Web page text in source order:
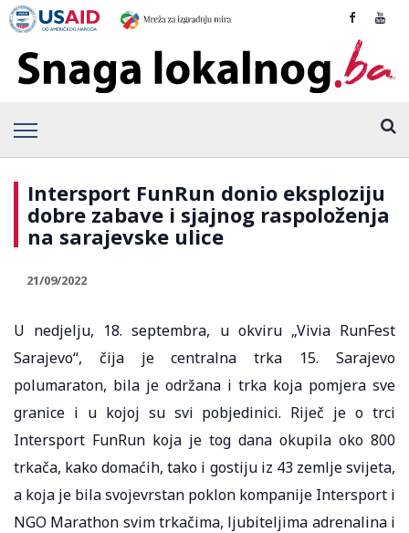
Intersport FunRun donio eksploziju
dobre zabave i sjajnog raspoloženja
na sarajevske ulice
21/09/2022
U nedjelju, 18. septembra, u okviru „Vivia RunFest
Sarajevo“, čija je centralna trka 15. Sarajevo
polumaraton, bila je održana i trka koja pomjera sve
granice i u kojoj su svi pobjedinici. Riječ je o trci
Intersport FunRun koja je tog dana okupila oko 800
trkača, kako domaćih, tako i gostiju iz 43 zemlje svijeta,
a koja je bila svojevrstan poklon kompanije Intersport i
NGO Marathon svim trkačima, ljubiteljima adrenalina i